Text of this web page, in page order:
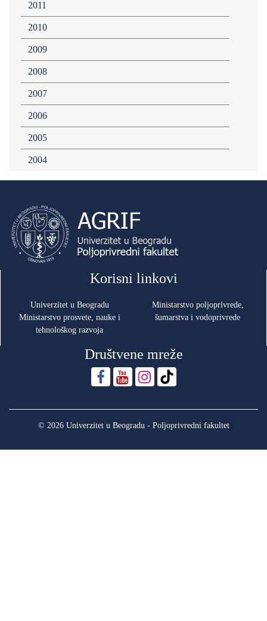
2011
2010
2009
2008
2007
2006
2005
2004
Korisni linkovi
Univerzitet u Beogradu
Ministarstvo prosvete, nauke i
tehnološkog razvoja
Ministarstvo poljoprivrede,
šumarstva i vodoprivrede
Društvene mreže
© 2026 Univerzitet u Beogradu - Poljoprivredni fakultet